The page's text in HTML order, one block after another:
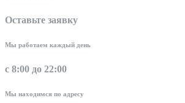
Оставьте заявку
Мы работаем каждый день
с 8:00 до 22:00
Мы находимся по адресу